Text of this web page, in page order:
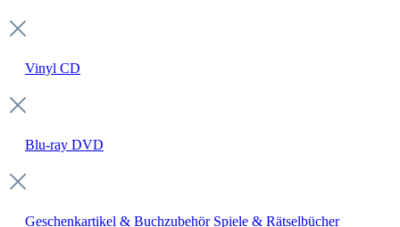
Vinyl CD
Blu-ray DVD
Geschenkartikel & Buchzubehör Spiele & Rätselbücher